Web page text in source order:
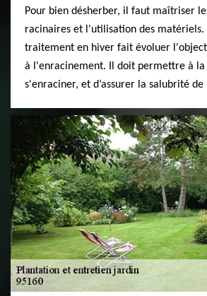
Pour bien désherber, il faut maîtriser
racinaires et l'utilisation des matériels.
traitement en hiver fait évoluer
à l'enracinement. Il doit permettre à la
s'enraciner, et d’assurer la salubrité de